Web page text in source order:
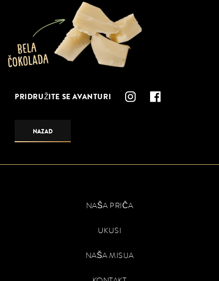
PRIDRUŽITE SE AVANTURI
NAZAD
NAŠA PRIČA
UKUSI
NAŠA MISIJA